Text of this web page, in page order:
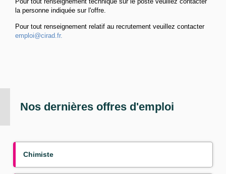
la personne indiquée sur l'offre.
Pour tout renseignement relatif au recrutement veuillez contacter
emploi@cirad.fr.
Nos dernières offres d'emploi
Chimiste